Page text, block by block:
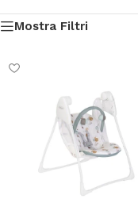
Mostra Filtri